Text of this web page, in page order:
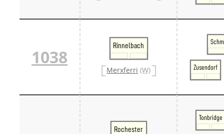
1038
Rinnelbach
Merxferri (W) Zusendorf
Rochester
Tonbridge